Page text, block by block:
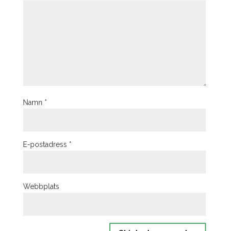
Namn *
E-postadress *
Webbplats